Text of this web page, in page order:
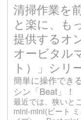
清掃作業を
と楽に、も
提供するオ
オービタル
ト）」シリ
簡単に操作でき
シン「Beat」！
最近では、狭いと
mini-mini(ビート